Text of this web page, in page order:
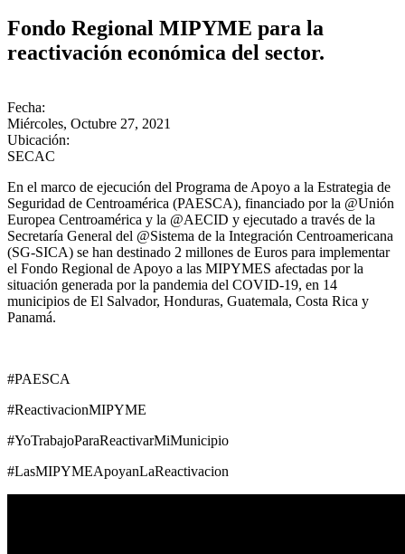
Fondo Regional MIPYME para la
reactivación económica del sector.
Fecha:
Miércoles, Octubre 27, 2021
Ubicación:
SECAC
En el marco de ejecución del Programa de Apoyo a la Estrategia de
Seguridad de Centroamérica (PAESCA), financiado por la @Unión
Europea Centroamérica y la @AECID y ejecutado a través de la
Secretaría General del @Sistema de la Integración Centroamericana
(SG-SICA) se han destinado 2 millones de Euros para implementar
el Fondo Regional de Apoyo a las MIPYMES afectadas por la
situación generada por la pandemia del COVID-19, en 14
municipios de El Salvador, Honduras, Guatemala, Costa Rica y
Panamá.
#PAESCA
#ReactivacionMIPYME
#YoTrabajoParaReactivarMiMunicipio
#LasMIPYMEApoyanLaReactivacion